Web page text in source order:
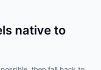
native to